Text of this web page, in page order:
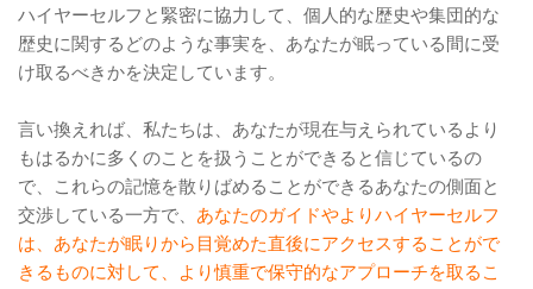
ハイヤーセルフと緊密に協力して、個人的な歴史や集団的な
歴史に関するどのような事実を、あなたが眠っている間に受
け取るべきかを決定しています。
言い換えれば、私たちは、あなたが現在与えられているより
もはるかに多くのことを扱うことができると信じているの
で、これらの記憶を散りばめることができるあなたの側面と
交渉している一方で、 あなたのガイドやよりハイヤーセルフ
は、あなたが眠りから目覚めた直後にアクセスすることがで
きるものに対して、より慎重で保守的なアプローチを取るこ